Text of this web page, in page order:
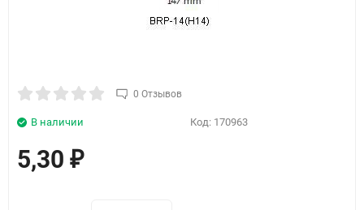
0 Отзывов
Код: 170963
В наличии
5,30 ₽